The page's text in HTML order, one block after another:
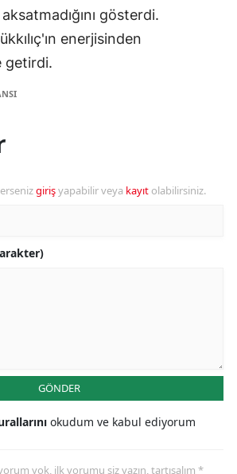
gösterdi.
enerjisinden
getirdi.
girişyapabilir veya kayıt olabilirsiniz.
GÖNDER
okudum ve kabul ediyorum
yok, ilk yorumu siz yazın, tartışalım *